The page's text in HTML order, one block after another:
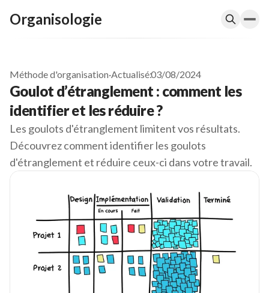
Organisologie
Méthode d'organisation·Actualisé:03/08/2024
Goulot d’étranglement : comment les
identifier et les réduire ?
Les goulots d'étranglement limitent vos résultats.
Découvrez comment identifier les goulots
d'étranglement et réduire ceux-ci dans votre travail.